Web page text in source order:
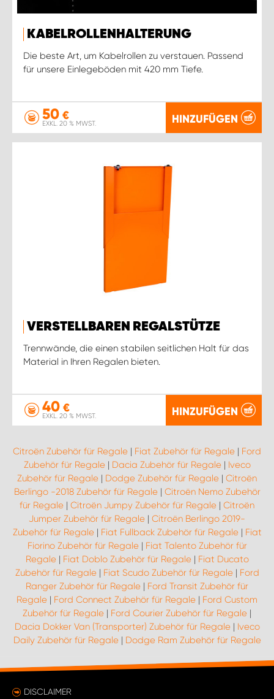
KABELROLLENHALTERUNG
Die beste Art, um Kabelrollen zu verstauen. Passend
für unsere Einlegeböden mit 420 mm Tiefe.
50 €
EXKL. 20 % MWST. HINZUFÜGEN
VERSTELLBAREN REGALSTÜTZE
Trennwände, die einen stabilen seitlichen Halt für das
Material in Ihren Regalen bieten.
40 €
EXKL. 20 % MWST. HINZUFÜGEN
Citroën Zubehör für Regale | Fiat Zubehör für Regale | Ford
Zubehör für Regale| Dacia Zubehör für Regale| Iveco
Zubehör für Regale | Dodge Zubehör für Regale | Citroën
Berlingo -2018 Zubehör für Regale| Citroën Nemo Zubehör
für Regale | Citroën Jumpy Zubehör für Regale | Citroën
Jumper Zubehör für Regale | Citroën Berlingo 2019-
Zubehör für Regale| Fiat Fullback Zubehör für Regale| Fiat
Fiorino Zubehör für Regale| Fiat Talento Zubehör für
Regale| Fiat Doblo Zubehör für Regale| Fiat Ducato
Zubehör für Regale| Fiat Scudo Zubehör für Regale| Ford
Ranger Zubehör für Regale | Ford Transit Zubehör für
Regale | Ford Connect Zubehör für Regale | Ford Custom
Zubehör für Regale | Ford Courier Zubehör für Regale |
Dacia Dokker Van (Transporter) Zubehör für Regale| Iveco
Daily Zubehör für Regale| Dodge Ram Zubehör für Regale
DISCLAIMER